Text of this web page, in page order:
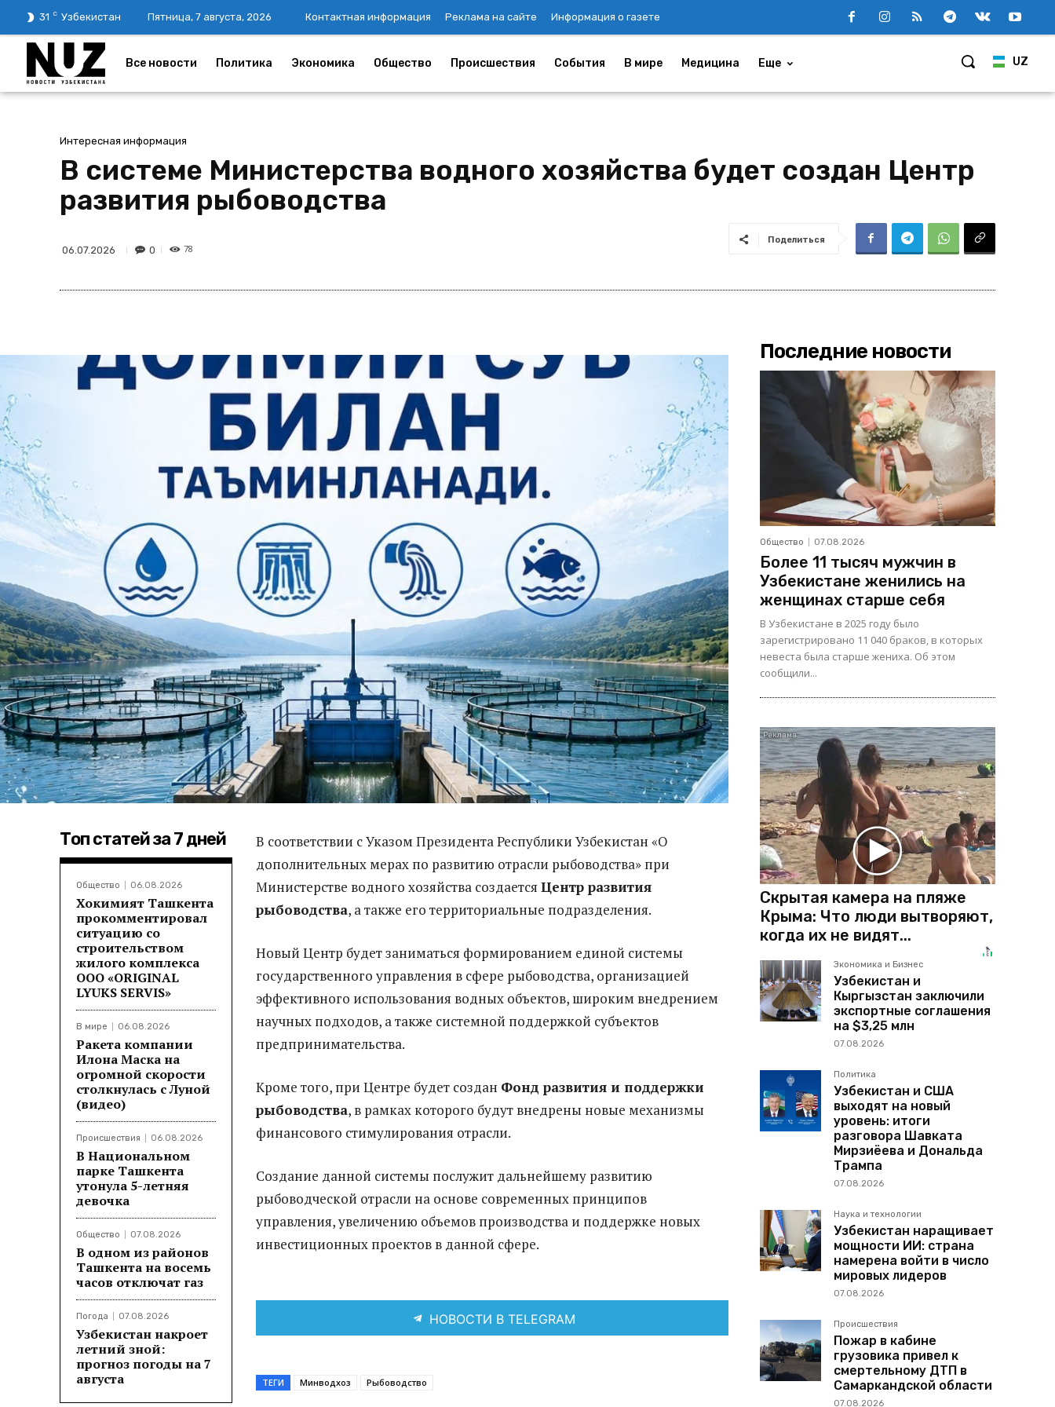
31 C Узбекистан Пятница, 7 августа, 2026 Контактная информация Реклама на сайте Информация о газете
UZ
Все новости Политика Экономика Общество Происшествия События В мире Медицина Еще
Интересная информация
В системе Министерства водного хозяйства будет создан Центр
развития рыбоводства
06.07.2026 0 78
Поделиться
Топ статей за 7 дней
Общество 06.08.2026
Хокимият Ташкента
прокомментировал
ситуацию со
строительством
жилого комплекса
ООО «ORIGINAL
LYUKS SERVIS»
В мире 06.08.2026
Ракета компании
Илона Маска на
огромной скорости
столкнулась с Луной
(видео)
Происшествия 06.08.2026
В Национальном
парке Ташкента
утонула 5-летняя
девочка
Общество 07.08.2026
В одном из районов
Ташкента на восемь
часов отключат газ
Погода 07.08.2026
Узбекистан накроет
летний зной:
прогноз погоды на 7
августа
В соответствии с Указом Президента Республики Узбекистан «О
дополнительных мерах по развитию отрасли рыбоводства» при
Министерстве водного хозяйства создается Центр развития
рыбоводства, а также его территориальные подразделения.
Новый Центр будет заниматься формированием единой системы
государственного управления в сфере рыбоводства, организацией
эффективного использования водных объектов, широким внедрением
научных подходов, а также системной поддержкой субъектов
предпринимательства.
Кроме того, при Центре будет создан Фонд развития и поддержки
рыбоводства, в рамках которого будут внедрены новые механизмы
финансового стимулирования отрасли.
Создание данной системы послужит дальнейшему развитию
рыбоводческой отрасли на основе современных принципов
управления, увеличению объемов производства и поддержке новых
инвестиционных проектов в данной сфере.
НОВОСТИ В TELEGRAM
ТЕГИ Минводхоз Рыбоводство
Последние новости
Общество 07.08.2026
Более 11 тысяч мужчин в
Узбекистане женились на
женщинах старше себя
В Узбекистане в 2025 году было
зарегистрировано 11 040 браков, в которых
невеста была старше жениха. Об этом
сообщили...
Скрытая камера на пляже
Крыма: Что люди вытворяют,
когда их не видят...
Экономика и Бизнес
Узбекистан и
Кыргызстан заключили
экспортные соглашения
на $3,25 млн
07.08.2026
Политика
Узбекистан и США
выходят на новый
уровень: итоги
разговора Шавката
Мирзиёева и Дональда
Трампа
07.08.2026
Наука и технологии
Узбекистан наращивает
мощности ИИ: страна
намерена войти в число
мировых лидеров
07.08.2026
Происшествия
Пожар в кабине
грузовика привел к
смертельному ДТП в
Самаркандской области
07.08.2026